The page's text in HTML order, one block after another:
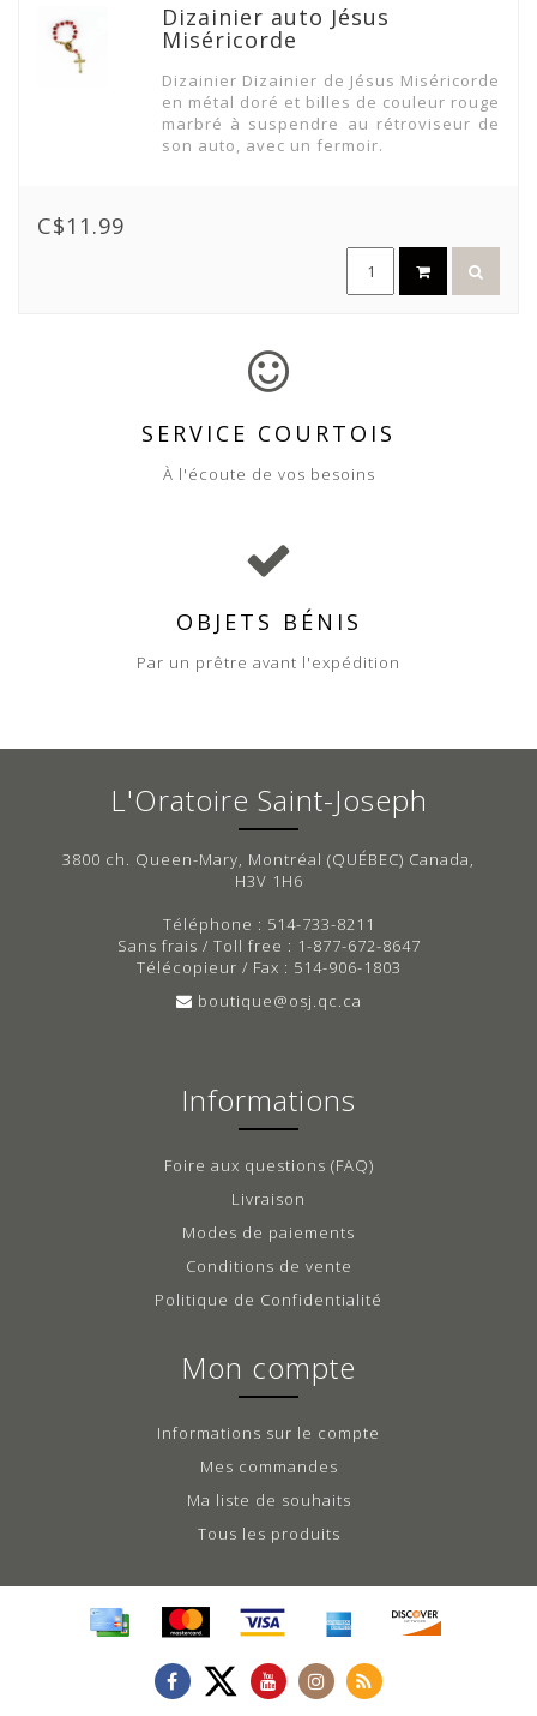
Dizainier auto Jésus
Miséricorde
Dizainier Dizainier de Jésus Miséricorde
en métal doré et billes de couleur rouge
marbré à suspendre au rétroviseur de
son auto, avec un fermoir.
C$11.99
SERVICE COURTOIS
À l'écoute de vos besoins
OBJETS BÉNIS
Par un prêtre avant l'expédition
L'Oratoire Saint-Joseph
3800 ch. Queen-Mary, Montréal (QUÉBEC) Canada,
H3V 1H6
Téléphone : 514-733-8211
Sans frais / Toll free : 1-877-672-8647
Télécopieur / Fax : 514-906-1803
boutique@osj.qc.ca
Informations
Foire aux questions (FAQ)
Livraison
Modes de paiements
Conditions de vente
Politique de Confidentialité
Mon compte
Informations sur le compte
Mes commandes
Ma liste de souhaits
Tous les produits